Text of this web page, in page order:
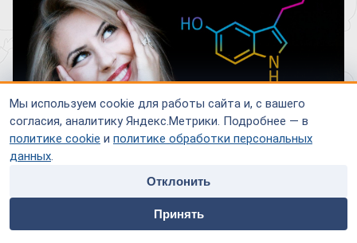
Мы используем cookie для работы сайта и, с вашего
согласия, аналитику Яндекс.Метрики. Подробнее — в
политике cookie и политике обработки персональных
данных.
Отклонить
Принять
home people
Специалисты
payment contacts
Дофамин и серотонин – это два ключевых гормона,
играющих фундаментальную роль в регуляции настроения,
познавательных и других функций, физиологических
процессов. Недостаток этих веществ способен привести к